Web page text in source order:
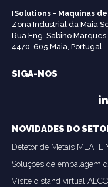
ISolutions - Maquinas
Zona Industrial da Maia
Rua Eng. Sabino
4470-605 Maia, Portugal
SIGA-NOS
NOVIDADES DO
Detetor de Metais
Soluções de embalagem
Visite o stand virtual